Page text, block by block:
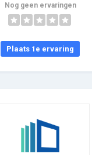
Nog geen ervaringen
Plaats 1e ervaring